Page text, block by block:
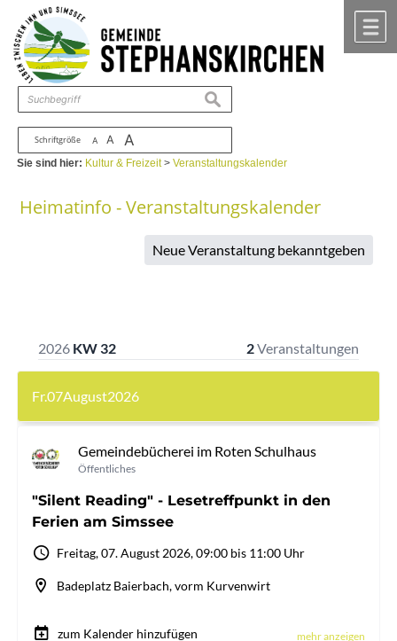
Zum Inhalt ,zur Navigation
Schriftgröße A A A
suchen
Sie sind hier: Kultur & Freizeit>Veranstaltungskalender
Heimatinfo - Veranstaltungskalender